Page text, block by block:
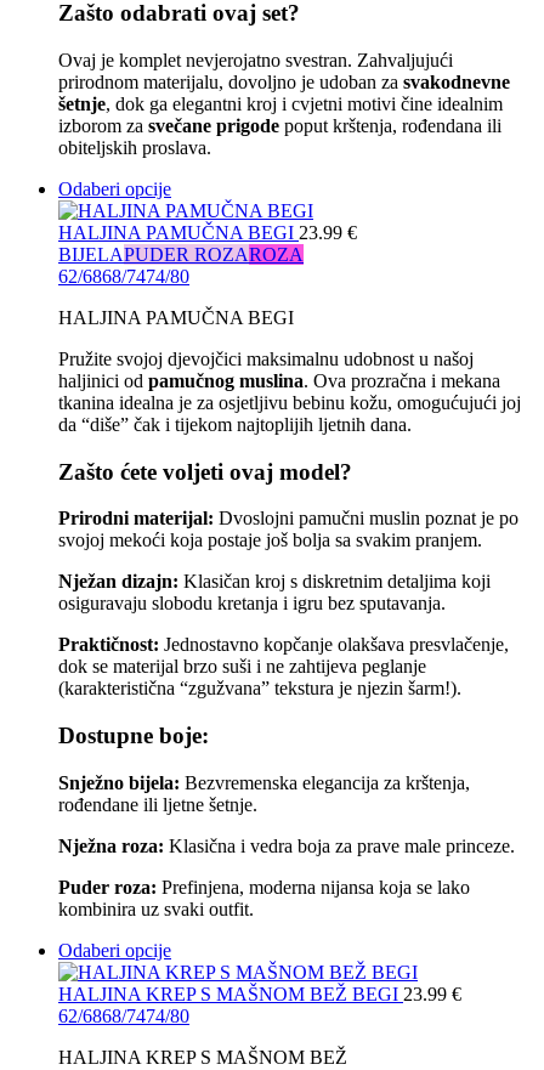
Zašto odabrati ovaj set?
Ovaj je komplet nevjerojatno svestran. Zahvaljujući
prirodnom materijalu, dovoljno je udoban za svakodnevne
šetnje, dok ga elegantni kroj i cvjetni motivi čine idealnim
izborom za svečane prigode poput krštenja, rođendana ili
obiteljskih proslava.
Odaberi opcije
HALJINA PAMUČNA BEGI 23.99 €
BIJELAPUDER ROZAROZA
62/6868/7474/80
HALJINA PAMUČNA BEGI
Pružite svojoj djevojčici maksimalnu udobnost u našoj
haljinici od pamučnog muslina. Ova prozračna i mekana
tkanina idealna je za osjetljivu bebinu kožu, omogućujući joj
da “diše” čak i tijekom najtoplijih ljetnih dana.
Zašto ćete voljeti ovaj model?
Prirodni materijal: Dvoslojni pamučni muslin poznat je po
svojoj mekoći koja postaje još bolja sa svakim pranjem.
Nježan dizajn: Klasičan kroj s diskretnim detaljima koji
osiguravaju slobodu kretanja i igru bez sputavanja.
Praktičnost: Jednostavno kopčanje olakšava presvlačenje,
dok se materijal brzo suši i ne zahtijeva peglanje
(karakteristična “zgužvana” tekstura je njezin šarm!).
Dostupne boje:
Snježno bijela: Bezvremenska elegancija za krštenja,
rođendane ili ljetne šetnje.
Nježna roza: Klasična i vedra boja za prave male princeze.
Puder roza: Prefinjena, moderna nijansa koja se lako
kombinira uz svaki outfit.
Odaberi opcije
HALJINA KREP S MAŠNOM BEŽ BEGI 23.99 €
62/6868/7474/80
HALJINA KREP S MAŠNOM BEŽ